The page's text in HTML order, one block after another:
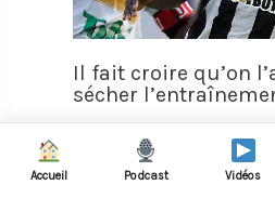
Il fait croire qu’on
sécher
Accueil Podcast Vidéos